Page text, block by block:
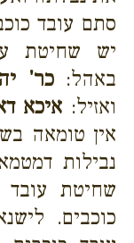
סתם עובד
יש שחיטת
באהל:כר'
ואזיל: איכא
אין טומאה
נבילות
שחיטת עובד
כוכבים.